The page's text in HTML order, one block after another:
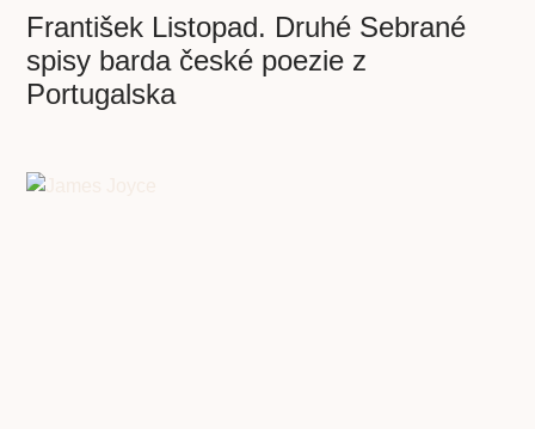
František Listopad. Druhé Sebrané
spisy barda české poezie z
Portugalska